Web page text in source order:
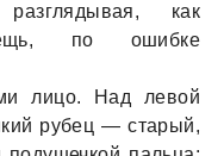
кaк
по ошибке
лицо. Нaд левой
рубец — стaрый,